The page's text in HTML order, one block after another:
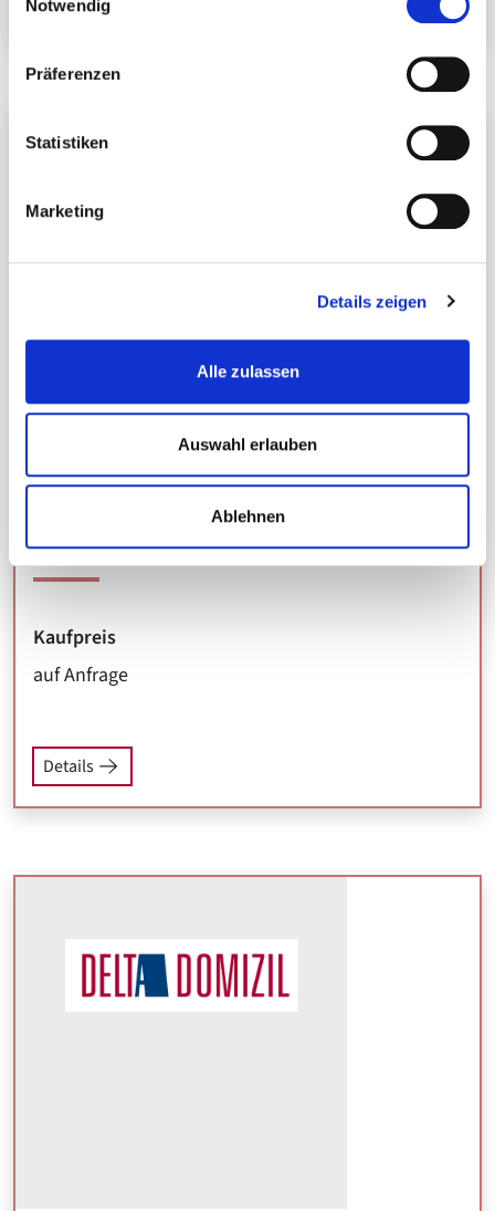
Notwendig
Präferenzen
Statistiken
Marketing
Details zeigen
Alle zulassen
Auswahl erlauben
Ablehnen
Schöne 2-Zimmer Wohnung in
Hannover-Misburg, direkter Kontakt:
Kaufpreis
auf Anfrage
Details